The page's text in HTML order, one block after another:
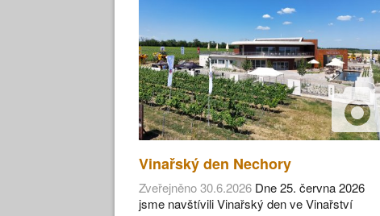
Vinařský den Nechory
Zveřejněno 30.6.2026 Dne 25. června 2026
jsme navštívili Vinařský den ve Vinařství